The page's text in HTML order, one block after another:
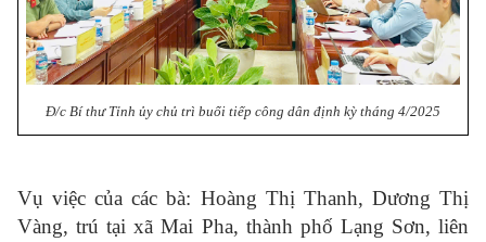
Đ/c Bí thư Tỉnh ủy chủ trì buổi tiếp công dân định kỳ tháng 4/2025
Vụ việc của các bà: Hoàng Thị Thanh, Dương Thị
Vàng, trú tại xã Mai Pha, thành phố Lạng Sơn, liên